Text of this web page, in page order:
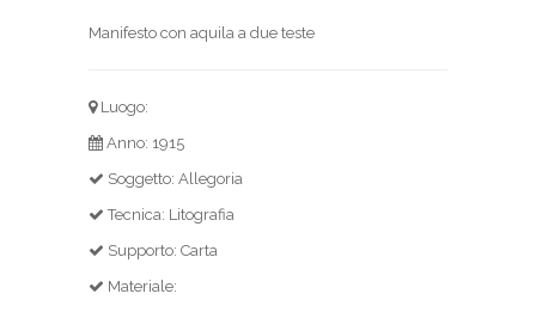
Manifesto con aquila a due teste
Luogo:
Anno: 1915
Soggetto: Allegoria
Tecnica: Litografia
Supporto: Carta
Materiale: